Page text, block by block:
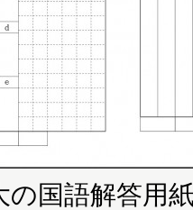
国語解答用